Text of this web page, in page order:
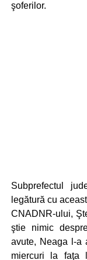
şoferilor.
Subprefectul
legătură cu
CNADNR-ului,
ştie nimic
avute, Neaga l-a
miercuri la faţa